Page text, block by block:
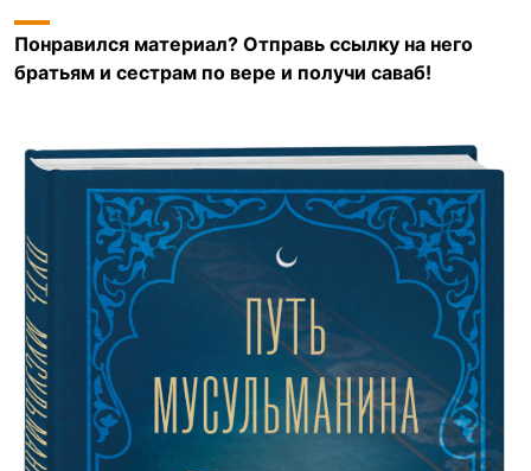
Понравился материал? Отправь ссылку на него
братьям и сестрам по вере и получи саваб!